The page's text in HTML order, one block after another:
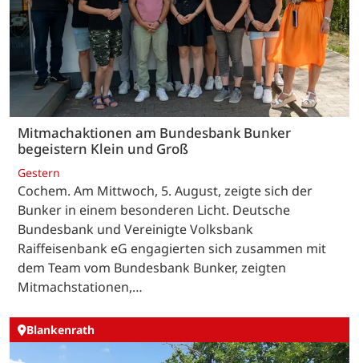
Mitmachaktionen am Bundesbank Bunker
begeistern Klein und Groß
Gestern
Cochem. Am Mittwoch, 5. August, zeigte sich der
Bunker in einem besonderen Licht. Deutsche
Bundesbank und Vereinigte Volksbank
Raiffeisenbank eG engagierten sich zusammen mit
dem Team vom Bundesbank Bunker, zeigten
Mitmachstationen,…
Blankenrath